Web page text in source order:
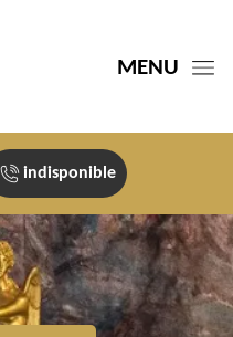
MENU
indisponible